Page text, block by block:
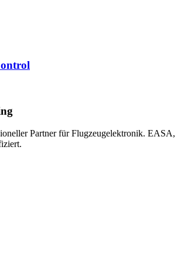
Partner für Flugzeugelektronik. EASA,